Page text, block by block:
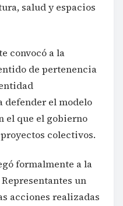
salud y espacios
convocó a la
de pertenencia
defender el modelo
el que el gobierno
colectivos.
formalmente a la
un
acciones realizadas